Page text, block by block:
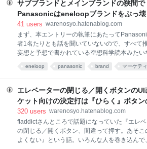
何を言いたいのかというとSquare最強という
んな決済手数料に目がいくが、決済手数料を業
値である3.25%に抑えつつ、資金繰りが厳しい
のが強烈に強い。この部分は楽天スマートペイ
頑張っているものの、手数料約5%ってのは流
ぇ...と。これはなかなかどうして面白いことに
うですよと。 確かジャック・ドーシーが何かの
サブブランドとメインブランドの狭間
Panasonicはeneloopブランドをぶっ壊
ズムを超えろ！
41 users warenosyo.hatenablog.com
まず、本エントリーの執筆にあたって
者1名たりとも話を聞いていないので、すべて
妄想と予想で書かれている空想科学読本みたい
eneloopのロゴデザインが酷すぎると話題に（
はこっちで。 で、まとめBlog界隈や観測範囲の
ー達の論点はだいたい一致していて eneloopと
ごくいいブランドがあったのにこれを蔑ろにす
上悪化するだろうが パッケージのデザインがか
るくなった 買収しました自慢みたいに感じるよ
と、まぁ4は論外として1と2、ちょい3につい
eneloop panasonic brand マーケテ
エレベーターの閉じる／開くボタンの
ケット向けの決定打は『ひらく』ボタ
ズムを超えろ！
320 users warenosyo.hatenablog.com
fladdictさんところで話題になっていた『エレ
の閉じる／開くボタン、間違って押す。あそこ
よくない』という話。いろんな人を巻き込んで